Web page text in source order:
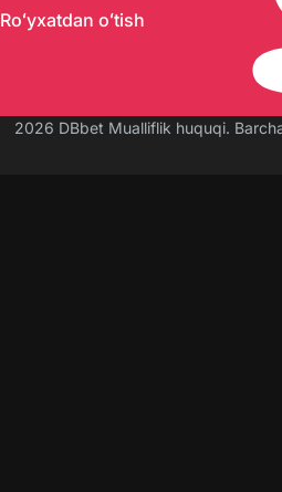
Roʻyxatdan oʻtish
2026 DBbet Mualliflik huquqi.